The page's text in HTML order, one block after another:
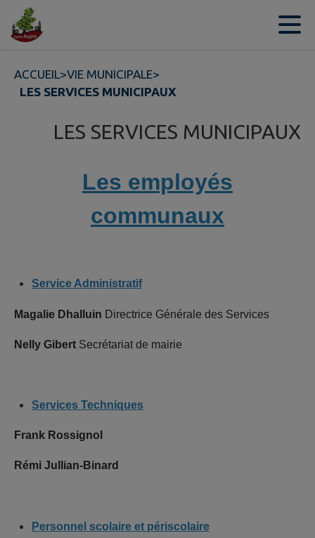
Contenu
ACCUEIL>VIE MUNICIPALE>
LES SERVICES MUNICIPAUX
LES SERVICES MUNICIPAUX
Les employés
communaux
Service Administratif
Magalie Dhalluin Directrice Générale des Services
Nelly Gibert Secrétariat de mairie
Services Techniques
Frank Rossignol
Rémi Jullian-Binard
Personnel scolaire et périscolaire